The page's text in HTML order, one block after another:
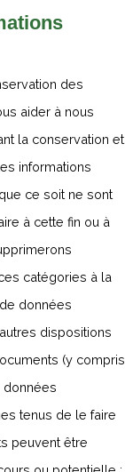
des
aider à nous
la conservation et
informations
ce soit ne sont
à cette fin ou à
catégories à la
données
dispositions
(y compris
données
tenus de le faire
peuvent être